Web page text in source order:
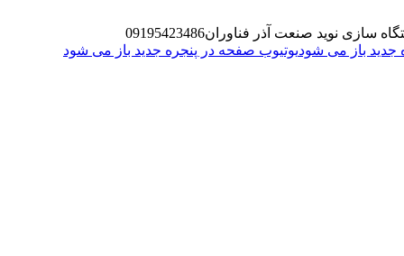
سازی نوید صنعت آذر فناوران09195423486
یوتیوب صفحه در پنجره جدید باز می شود